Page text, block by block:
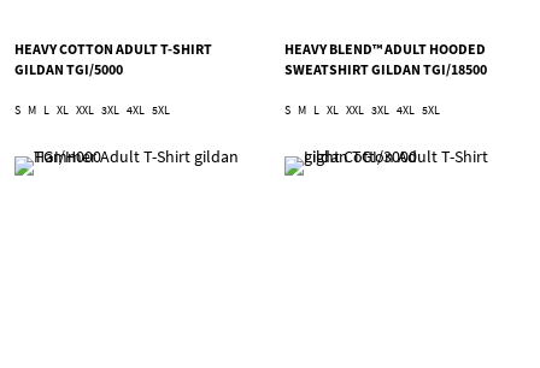
HEAVY COTTON ADULT T-SHIRT
GILDAN TGI/5000
S M L XL XXL 3XL 4XL 5XL
HEAVY BLEND™ ADULT HOODED
SWEATSHIRT GILDAN TGI/18500
S M L XL XXL 3XL 4XL 5XL